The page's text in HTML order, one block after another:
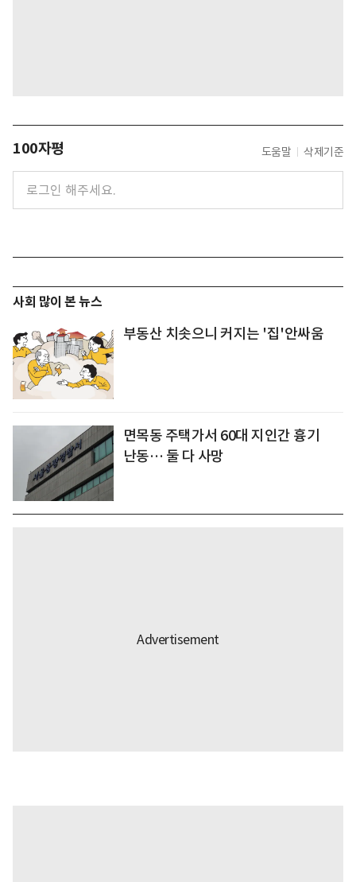
100자평 도움말 삭제기준
사회 많이 본 뉴스
부동산 치솟으니 커지는 '집'안싸움
면목동 주택가서 60대 지인간 흉기
난동… 둘 다 사망